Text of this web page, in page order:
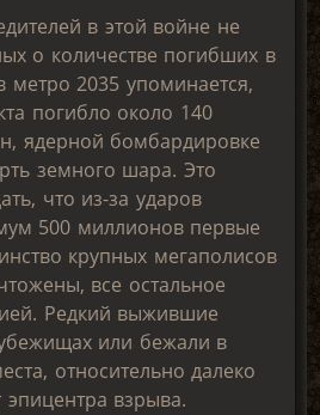
в этой войне не
о количестве погибших в
метро 2035 упоминается,
погибло около 140
ядерной бомбардировке
земного шара. Это
что из-за ударов
500 миллионов первые
крупных мегаполисов
все остальное
Редкий выжившие
или бежали в
относительно далеко
взрыва.